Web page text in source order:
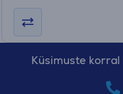
Küsimuste